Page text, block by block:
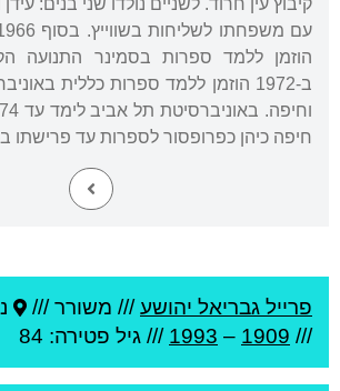
הוזמן ללמד ספרות בסמינר התנועה
ב-1972 הוזמן ללמד ספרות כללית
חיפה כיהן כפרופסור לספרות עד פרישתו ב-
פרייל גבריאל יהושע/// משורר ///
///
1909
–
1993 /// גיל פטירה: 84